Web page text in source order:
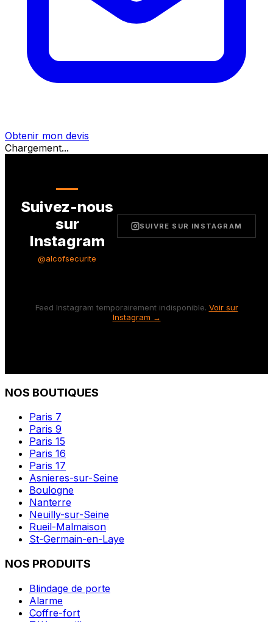
Obtenir mon devis
Chargement...
Suivez-nous
sur
Instagram
@alcofsecurite
SUIVRE SUR INSTAGRAM
Feed Instagram temporairement indisponible. Voir sur
Instagram →
NOS BOUTIQUES
Paris 7
Paris 9
Paris 15
Paris 16
Paris 17
Asnieres-sur-Seine
Boulogne
Nanterre
Neuilly-sur-Seine
Rueil-Malmaison
St-Germain-en-Laye
NOS PRODUITS
Blindage de porte
Alarme
Coffre-fort